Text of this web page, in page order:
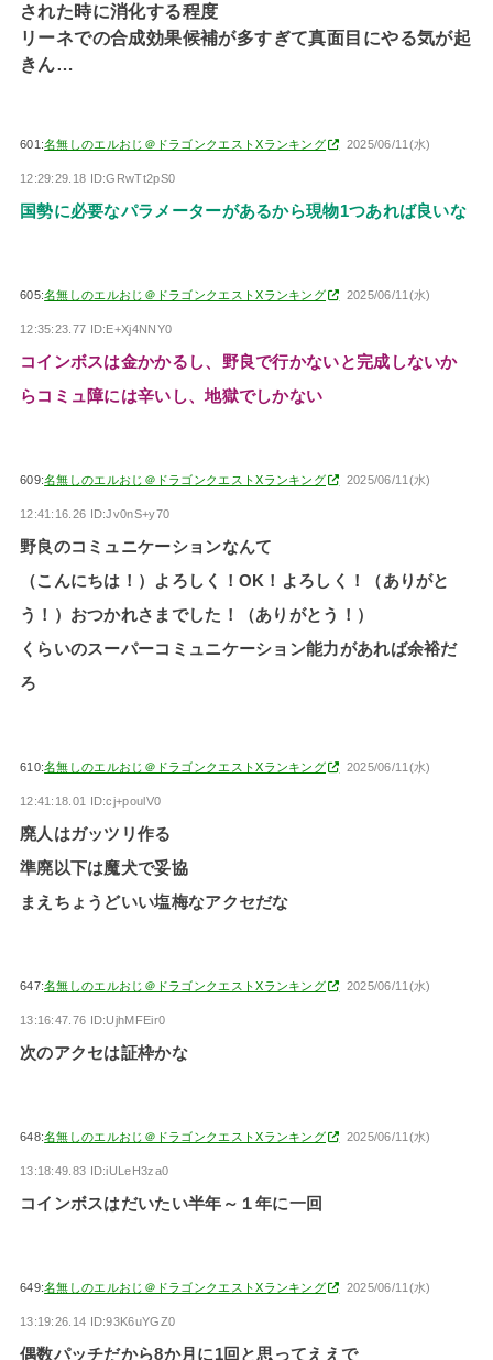
された時に消化する程度
リーネでの合成効果候補が多すぎて真面目にやる気が起
きん…
601:名無しのエルおじ＠ドラゴンクエストXランキング 2025/06/11(水)
12:29:29.18 ID:GRwTt2pS0
国勢に必要なパラメーターがあるから現物1つあれば良いな
605:名無しのエルおじ＠ドラゴンクエストXランキング 2025/06/11(水)
12:35:23.77 ID:E+Xj4NNY0
コインボスは金かかるし、野良で行かないと完成しないか
らコミュ障には辛いし、地獄でしかない
609:名無しのエルおじ＠ドラゴンクエストXランキング 2025/06/11(水)
12:41:16.26 ID:Jv0nS+y70
野良のコミュニケーションなんて
（こんにちは！）よろしく！OK！よろしく！（ありがと
う！）おつかれさまでした！（ありがとう！）
くらいのスーパーコミュニケーション能力があれば余裕だ
ろ
610:名無しのエルおじ＠ドラゴンクエストXランキング 2025/06/11(水)
12:41:18.01 ID:cj+poulV0
廃人はガッツリ作る
準廃以下は魔犬で妥協
まえちょうどいい塩梅なアクセだな
647:名無しのエルおじ＠ドラゴンクエストXランキング 2025/06/11(水)
13:16:47.76 ID:UjhMFEir0
次のアクセは証枠かな
648:名無しのエルおじ＠ドラゴンクエストXランキング 2025/06/11(水)
13:18:49.83 ID:iULeH3za0
コインボスはだいたい半年～１年に一回
649:名無しのエルおじ＠ドラゴンクエストXランキング 2025/06/11(水)
13:19:26.14 ID:93K6uYGZ0
偶数パッチだから8か月に1回と思ってええで